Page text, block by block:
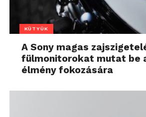
KÜTYÜK
A Sony magas
fülmonitorokat mutat be
élmény fokozására